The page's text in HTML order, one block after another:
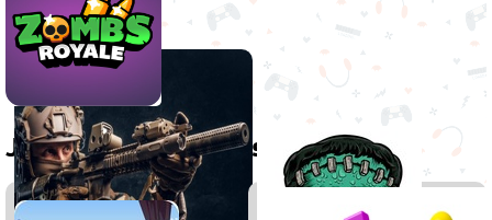
Juegos relacionados